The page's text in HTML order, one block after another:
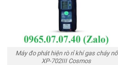
Máy đo phát hiện rò rỉ khí gas cháy nổ
XP-702III Cosmos